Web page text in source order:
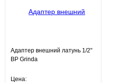
Адаптер внешний латунь 1/2"
ВР Grinda
Цена: